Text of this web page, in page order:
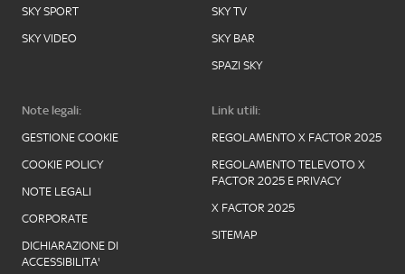
SKY SPORT
SKY VIDEO
SKY TV
SKY BAR
SPAZI SKY
Note legali:
GESTIONE COOKIE
COOKIE POLICY
NOTE LEGALI
CORPORATE
DICHIARAZIONE DI
ACCESSIBILITA'
Link utili:
REGOLAMENTO X FACTOR 2025
REGOLAMENTO TELEVOTO X
FACTOR 2025 E PRIVACY
X FACTOR 2025
SITEMAP